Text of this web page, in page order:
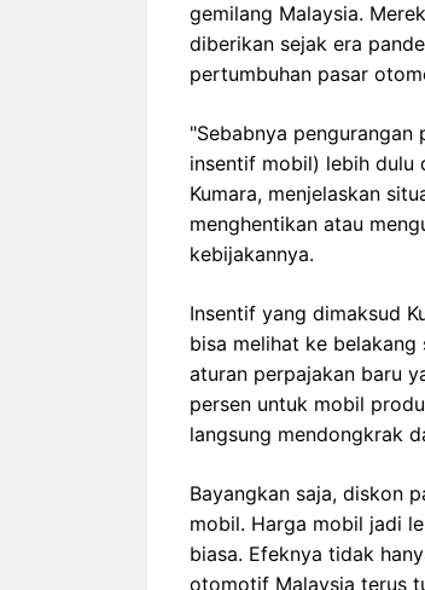
gemilang Malaysia.
diberikan sejak era
pertumbuhan pasar
"Sebabnya
insentif mobil) lebih dulu
Kumara, menjelaskan
menghentikan atau
kebijakannya.
Insentif yang dimaksud
bisa melihat ke
aturan perpajakan baru
persen untuk mobil
langsung mendongkrak
Bayangkan saja, diskon
mobil. Harga mobil jadi
biasa. Efeknya tidak
otomotif Malaysia terus